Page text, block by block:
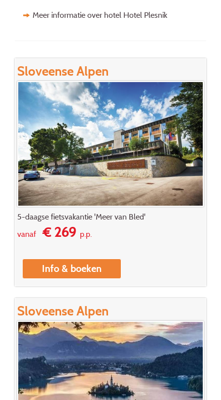
Meer informatie over hotel Hotel Plesnik
Sloveense Alpen
5-daagse fietsvakantie 'Meer van Bled'
vanaf€ 269p.p.
Info & boeken
Sloveense Alpen